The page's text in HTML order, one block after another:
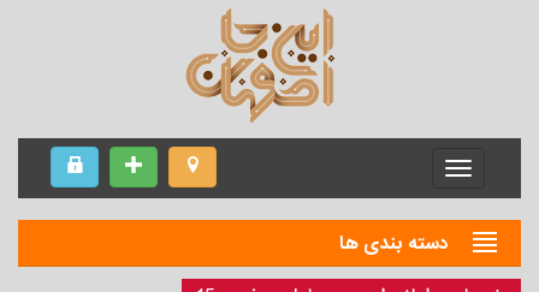
Menu
دسته بندی ها